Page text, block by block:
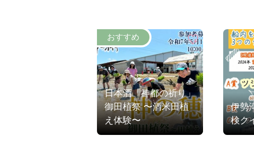
日本酒「神都の祈り」
御田植祭 〜酒米田植
え体験〜
伊勢
検ク